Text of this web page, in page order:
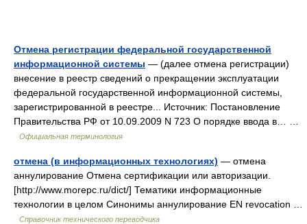
Отмена регистрации федеральной государственной
информационной системы — (далее отмена регистрации)
внесение в реестр сведений о прекращении эксплуатации
федеральной государственной информационной системы,
зарегистрированной в реестре... Источник: Постановление
Правительства РФ от 10.09.2009 N 723 О порядке ввода в… …
Официальная терминология
отмена (в информационных технологиях) — отмена
аннулирование Отмена сертификации или авторизации.
[http://www.morepc.ru/dict/] Тематики информационные
технологии в целом Синонимы аннулирование EN revocation …
Справочник технического переводчика